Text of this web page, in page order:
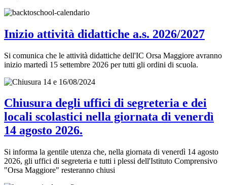
Inizio attività didattiche a.s. 2026/2027
Si comunica che le attività didattiche dell'IC Orsa Maggiore avranno
inizio martedì 15 settembre 2026 per tutti gli ordini di scuola.
Chiusura degli uffici di segreteria e dei
locali scolastici nella giornata di venerdì
14 agosto 2026.
Si informa la gentile utenza che, nella giornata di venerdì 14 agosto
2026, gli uffici di segreteria e tutti i plessi dell'Istituto Comprensivo
"Orsa Maggiore" resteranno chiusi